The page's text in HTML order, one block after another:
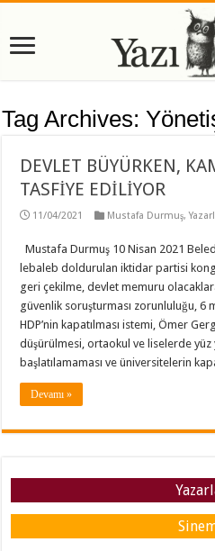
Tag Archives:
DEVLET BÜYÜRKEN,
TASFİYE EDİLİYOR
11/04/2021 Mustafa Durmuş,
Mustafa Durmuş 10 Nisan 2021
lebaleb doldurulan iktidar partisi
geri çekilme, devlet memuru
güvenlik soruşturması zorunluluğu, 6
HDP’nin kapatılması istemi, Ömer
düşürülmesi, ortaokul ve liselerde yüz
başlatılamaması ve üniversitelerin
Devamı »